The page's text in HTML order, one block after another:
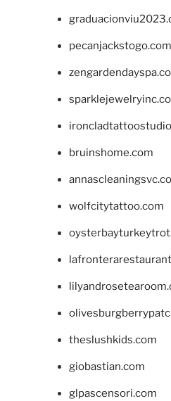
pecanjackstogo.com
bruinshome.com
wolfcitytattoo.com
theslushkids.com
giobastian.com
glpascensori.com